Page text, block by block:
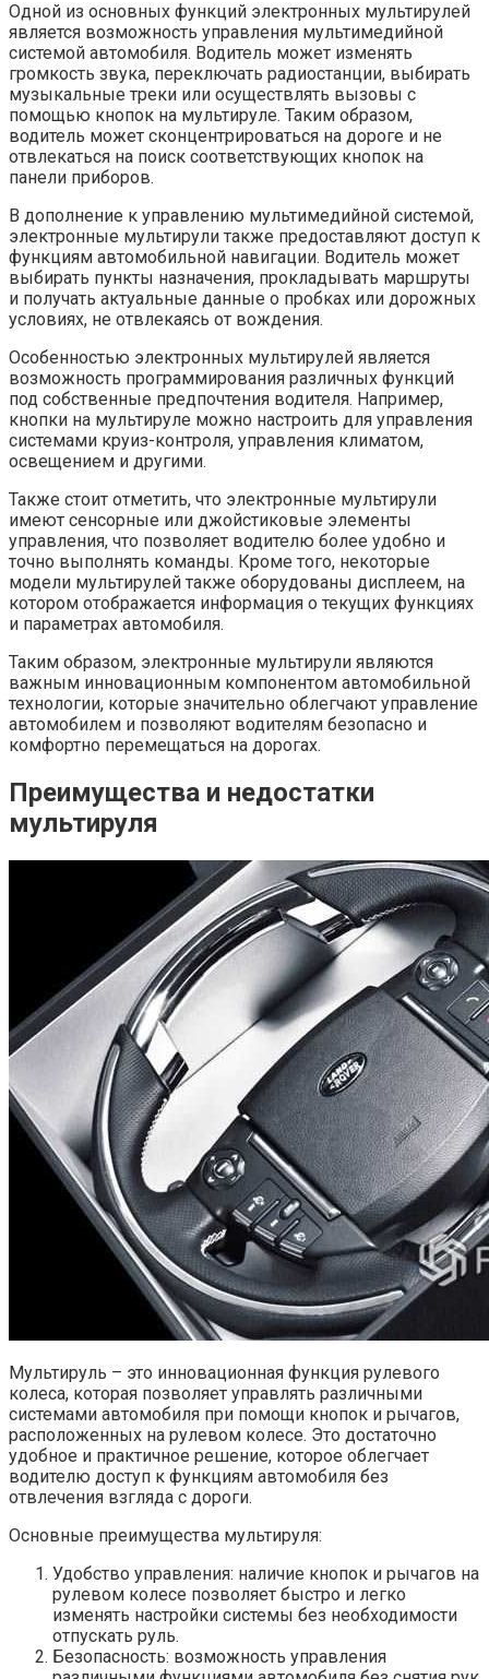
Одной из основных функций электронных мультирулей
является возможность управления мультимедийной
системой автомобиля. Водитель может изменять
громкость звука, переключать радиостанции, выбирать
музыкальные треки или осуществлять вызовы с
помощью кнопок на мультируле. Таким образом,
водитель может сконцентрироваться на дороге и не
отвлекаться на поиск соответствующих кнопок на
панели приборов.
В дополнение к управлению мультимедийной системой,
электронные мультирули также предоставляют доступ к
функциям автомобильной навигации. Водитель может
выбирать пункты назначения, прокладывать маршруты
и получать актуальные данные о пробках или дорожных
условиях, не отвлекаясь от вождения.
Особенностью электронных мультирулей является
возможность программирования различных функций
под собственные предпочтения водителя. Например,
кнопки на мультируле можно настроить для управления
системами круиз-контроля, управления климатом,
освещением и другими.
Также стоит отметить, что электронные мультирули
имеют сенсорные или джойстиковые элементы
управления, что позволяет водителю более удобно и
точно выполнять команды. Кроме того, некоторые
модели мультирулей также оборудованы дисплеем, на
котором отображается информация о текущих функциях
и параметрах автомобиля.
Таким образом, электронные мультирули являются
важным инновационным компонентом автомобильной
технологии, которые значительно облегчают управление
автомобилем и позволяют водителям безопасно и
комфортно перемещаться на дорогах.
Преимущества и недостатки
мультируля
Мультируль – это инновационная функция рулевого
колеса, которая позволяет управлять различными
системами автомобиля при помощи кнопок и рычагов,
расположенных на рулевом колесе. Это достаточно
удобное и практичное решение, которое облегчает
водителю доступ к функциям автомобиля без
отвлечения взгляда с дороги.
Основные преимущества мультируля:
Удобство управления: наличие кнопок и рычагов на
рулевом колесе позволяет быстро и легко
изменять настройки системы без необходимости
отпускать руль.
Безопасность: возможность управления